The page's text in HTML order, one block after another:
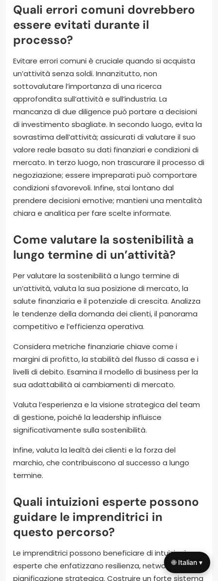
Quali errori comuni dovrebbero
essere evitati durante il
processo?
Evitare errori comuni è cruciale quando si acquista
un’attività senza soldi. Innanzitutto, non
sottovalutare l’importanza di una ricerca
approfondita sull’attività e sull’industria. La
mancanza di due diligence può portare a decisioni
di investimento sbagliate. In secondo luogo, evita la
sovrastima dell’attività; assicurati di valutare il suo
valore reale basato su dati finanziari e condizioni di
mercato. In terzo luogo, non trascurare il processo di
negoziazione; essere impreparati può comportare
condizioni sfavorevoli. Infine, stai lontano dal
prendere decisioni emotive; mantieni una mentalità
chiara e analitica per fare scelte informate.
Come valutare la sostenibilità a
lungo termine di un’attività?
Per valutare la sostenibilità a lungo termine di
un’attività, valuta la sua posizione di mercato, la
salute finanziaria e il potenziale di crescita. Analizza
le tendenze della domanda dei clienti, il panorama
competitivo e l’efficienza operativa.
Considera metriche finanziarie chiave come i
margini di profitto, la stabilità del flusso di cassa e i
livelli di debito. Esamina il modello di business per la
sua adattabilità ai cambiamenti di mercato.
Valuta l’esperienza e la visione strategica del team
di gestione, poiché la leadership influisce
significativamente sulla sostenibilità.
Infine, valuta la lealtà dei clienti e la forza del
marchio, che contribuiscono al successo a lungo
termine.
Quali intuizioni esperte possono
guidare le imprenditrici in
questo percorso?
Le imprenditrici possono beneficiare di intuizioni
esperte che enfatizzano resilienza, networking e
pianificazione strategica. Costruire un forte sistema
🌐 Italian ▾